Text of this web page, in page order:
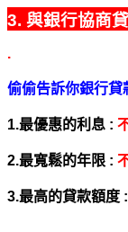
3. 與銀行協商
.
偷偷告訴你銀行貸
1.最優惠的利息 :
2.最寬鬆的年限 :
3.最高的貸款額度 :